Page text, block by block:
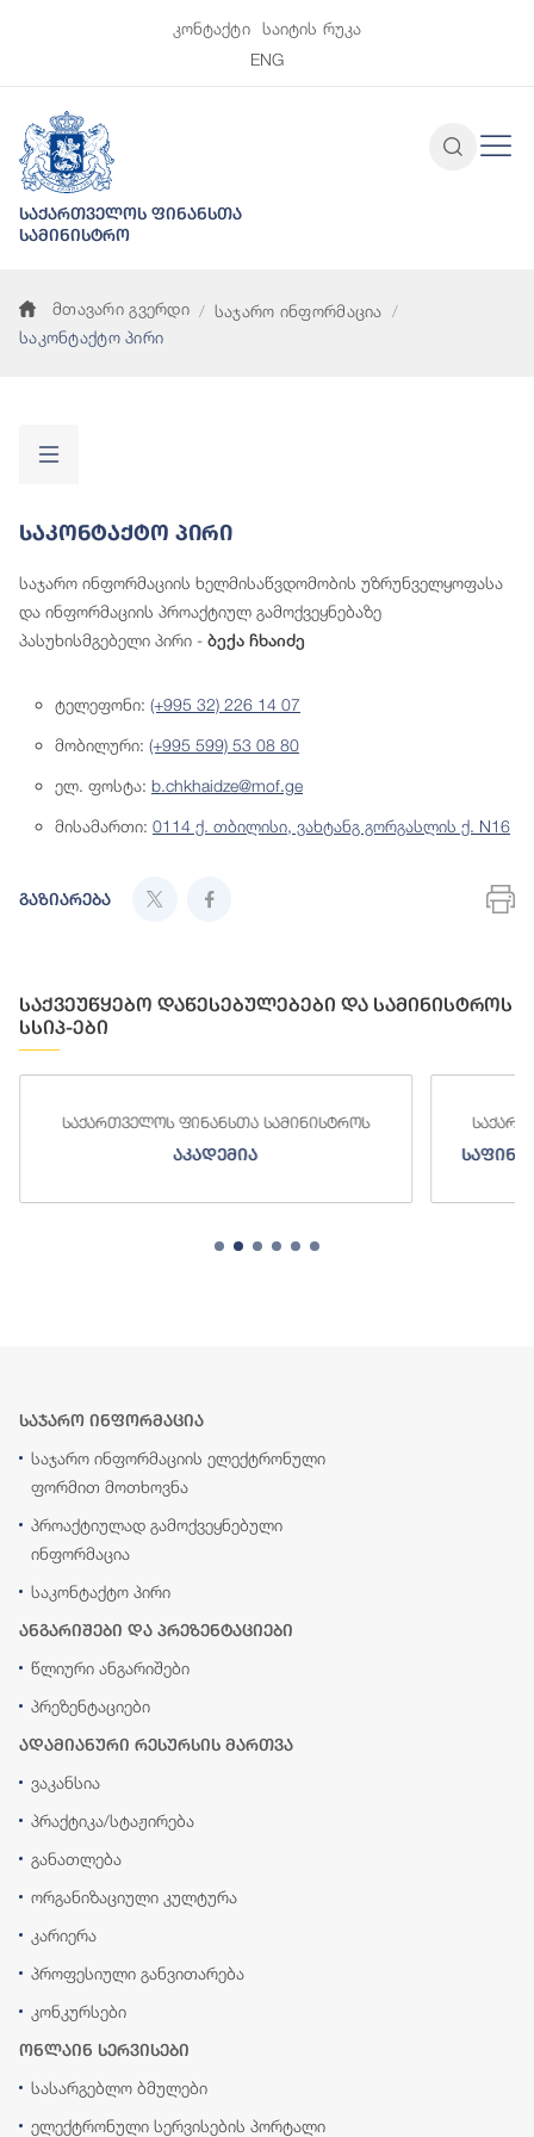
კონტაქტი
საიტის რუკა
ENG
საქართველოს ფინანსთა
სამინისტრო
მთავარი გვერდი
საჯარო ინფორმაცია
საკონტაქტო პირი
Საკონტაქტო Პირი
საჯარო ინფორმაციის ხელმისაწვდომობის უზრუნველყოფასა
და ინფორმაციის პროაქტიულ გამოქვეყნებაზე
პასუხისმგებელი პირი - ბექა ჩხაიძე
ტელეფონი: (+995 32) 226 14 07
მობილური: (+995 599) 53 08 80
ელ. ფოსტა: b.chkhaidze@mof.ge
მისამართი: 0114 ქ. თბილისი, ვახტანგ გორგასლის ქ. N16
გაზიარება
საქვეუწყებო დაწესებულებები და სამინისტროს
სსიპ-ები
საქართველოს ფინანსთა სამინისტროს
აკადემია
საჯარო ინფორმაცია
საჯარო ინფორმაციის ელექტრონული
ფორმით მოთხოვნა
პროაქტიულად გამოქვეყნებული
ინფორმაცია
საკონტაქტო პირი
ანგარიშები და პრეზენტაციები
წლიური ანგარიშები
პრეზენტაციები
ადამიანური რესურსის მართვა
ვაკანსია
პრაქტიკა/სტაჟირება
განათლება
ორგანიზაციული კულტურა
კარიერა
პროფესიული განვითარება
კონკურსები
ონლაინ სერვისები
სასარგებლო ბმულები
ელექტრონული სერვისების პორტალი